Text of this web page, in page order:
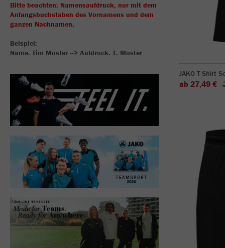
Bitte beachten: Namensaufdruck, nur mit dem
Anfangsbuchstaben des Vornamens und dem
ganzen Nachnamen.
Beispiel:
Name: Tim Muster --> Aufdruck: T. Muster
JAKO T-Shirt
ab 27,49 €